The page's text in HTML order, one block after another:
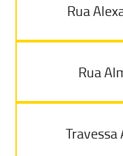
Rua
Rua
Travessa